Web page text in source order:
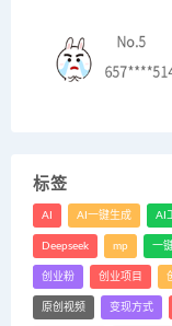
标签
AI AI一键生成 AI
Deepseek mp 一
创业粉 创业项目
原创视频 变现方式